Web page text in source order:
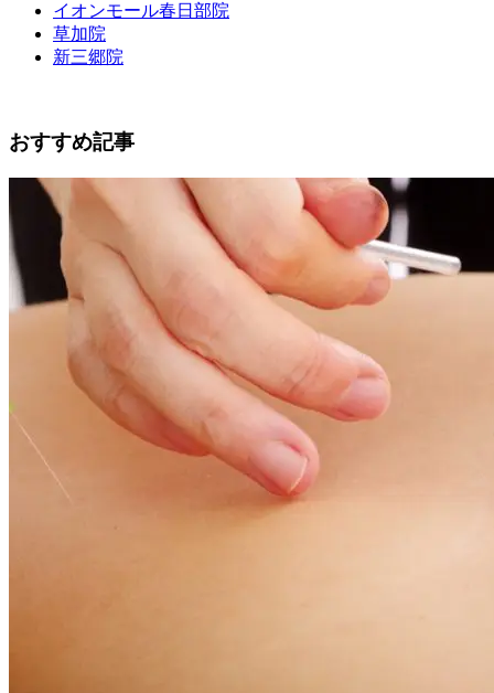
イオンモール春日部院
草加院
新三郷院
おすすめ記事